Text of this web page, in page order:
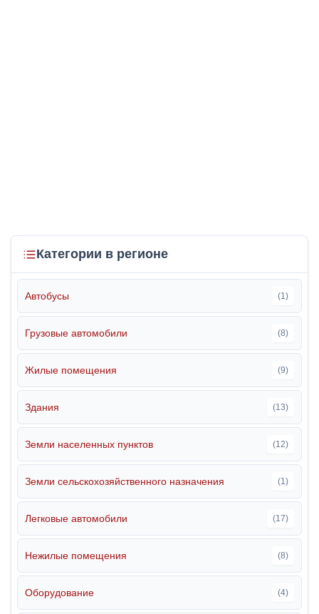
Категории в регионе
Автобусы (1)
Грузовые автомобили (8)
Жилые помещения (9)
Здания (13)
Земли населенных пунктов (12)
Земли сельскохозяйственного назначения (1)
Легковые автомобили (17)
Нежилые помещения (8)
Оборудование (4)